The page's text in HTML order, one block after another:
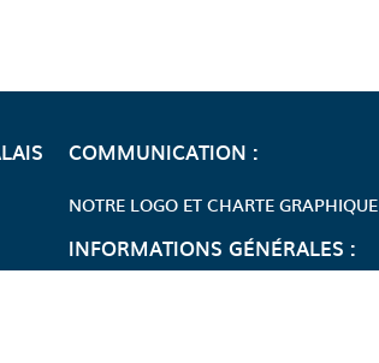
CALAIS
CALAIS</
PAS DE CALAIS
COMMUNICATION :
NOTRE LOGO ET CHARTE GRAPHIQUE
INFORMATIONS GÉNÉRALES :